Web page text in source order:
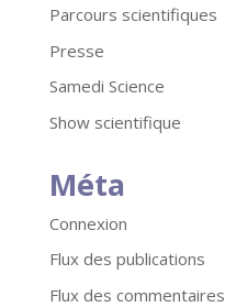
Parcours scientifiques
Presse
Samedi Science
Show scientifique
Méta
Connexion
Flux des publications
Flux des commentaires